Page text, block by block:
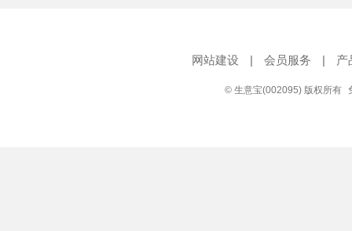
网站建设 | 会员服务 | 产
© 生意宝(002095) 版权所有